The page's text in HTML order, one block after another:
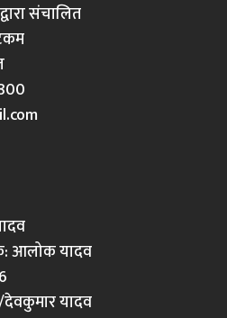
संचालित
आलोक यादव
यादव